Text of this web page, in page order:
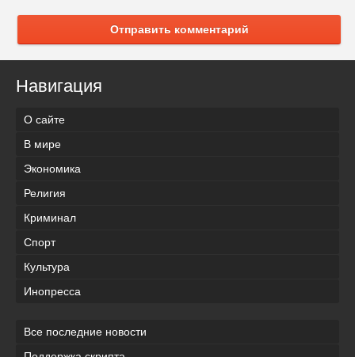
Отправить комментарий
Навигация
О сайте
В мире
Экономика
Религия
Криминал
Спорт
Культура
Инопресса
Все последние новости